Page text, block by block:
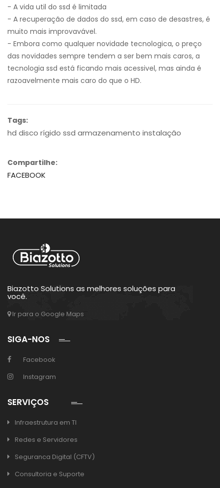
- A vida util do ssd é limitada
- A recuperação de dados do ssd, em caso de desastres, é
muito mais improvavável.
- Embora como qualquer novidade tecnologica, o preço
das novidades sempre tendem a ser bem mais caros, a
tecnologia ssd está ficando mais acessivel, mas ainda é
razoavelmente mais caro do que o HD.
Tags:
hd disco rígido ssd armazenamento instalação
Compartilhe:
FACEBOOK
Biazotto Solutions as melhores soluções para
você.
Ir para o Google Maps
SIGA-NOS
Facebook
Instagram
SERVIÇOS
Infraestrutura em TI
Redes e Servidores
Seguranca Digital (CFTV)
Consultoria e Suporte